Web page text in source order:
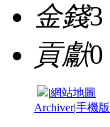
金錢3
貢獻0
|網站地圖
Archiver|手機版